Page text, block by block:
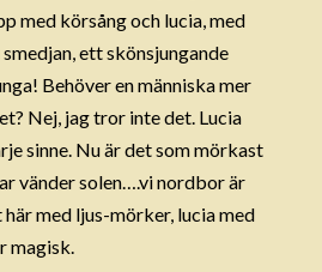
med körsång och lucia, med
ett skönsjungande
Behöver en människa mer
Nej, jag tror inte det. Lucia
sinne. Nu är det som mörkast
vänder solen….vi nordbor är
med ljus-mörker, lucia med
magisk.